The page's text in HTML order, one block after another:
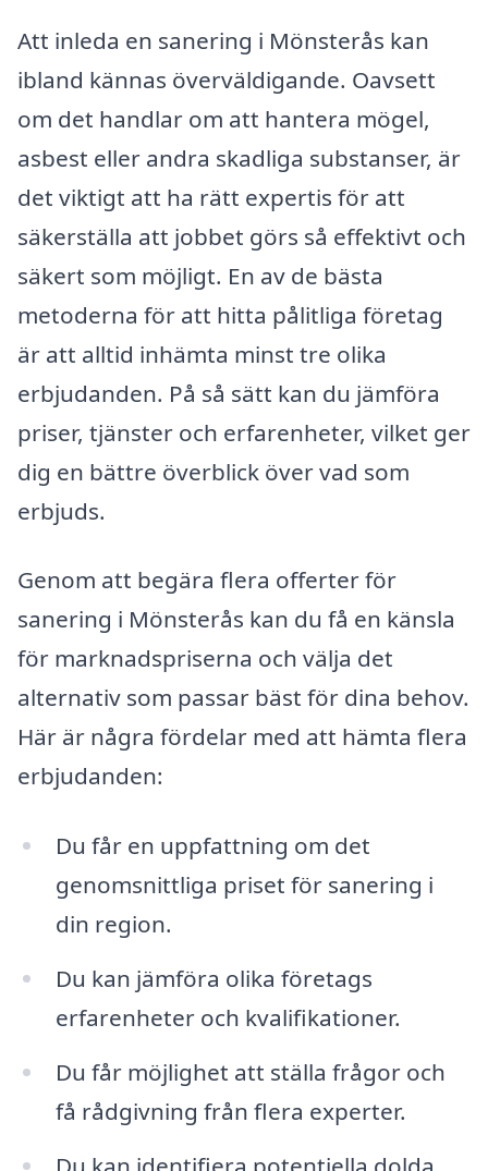
Att inleda en sanering i Mönsterås kan
ibland kännas överväldigande. Oavsett
om det handlar om att hantera mögel,
asbest eller andra skadliga substanser, är
det viktigt att ha rätt expertis för att
säkerställa att jobbet görs så effektivt och
säkert som möjligt. En av de bästa
metoderna för att hitta pålitliga företag
är att alltid inhämta minst tre olika
erbjudanden. På så sätt kan du jämföra
priser, tjänster och erfarenheter, vilket ger
dig en bättre överblick över vad som
erbjuds.
Genom att begära flera offerter för
sanering i Mönsterås kan du få en känsla
för marknadspriserna och välja det
alternativ som passar bäst för dina behov.
Här är några fördelar med att hämta flera
erbjudanden:
Du får en uppfattning om det
genomsnittliga priset för sanering i
din region.
Du kan jämföra olika företags
erfarenheter och kvalifikationer.
Du får möjlighet att ställa frågor och
få rådgivning från flera experter.